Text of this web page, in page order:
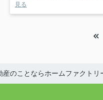
見る
のことならホームファクトリ